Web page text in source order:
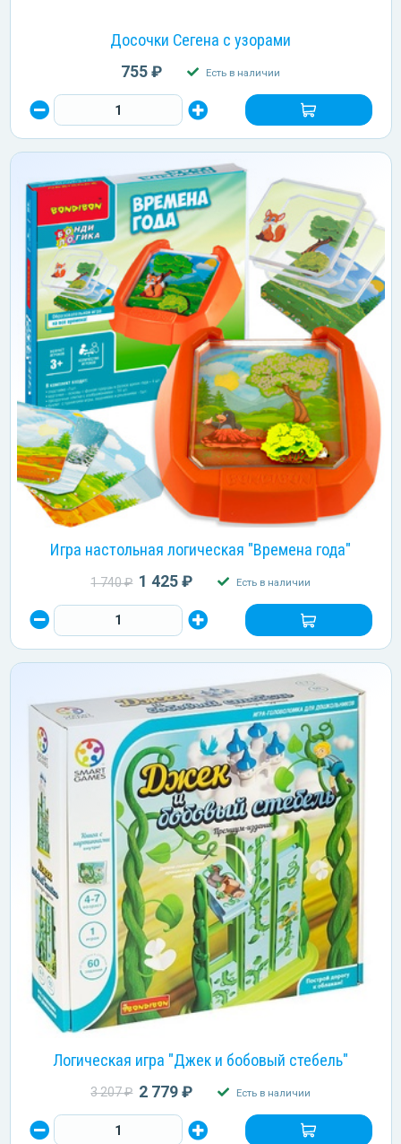
Досочки Сегена с узорами
755 ₽ Есть в наличии
Игра настольная логическая "Времена года"
1 740 ₽ 1 425 ₽ Есть в наличии
Логическая игра "Джек и бобовый стебель"
3 207 ₽ 2 779 ₽ Есть в наличии